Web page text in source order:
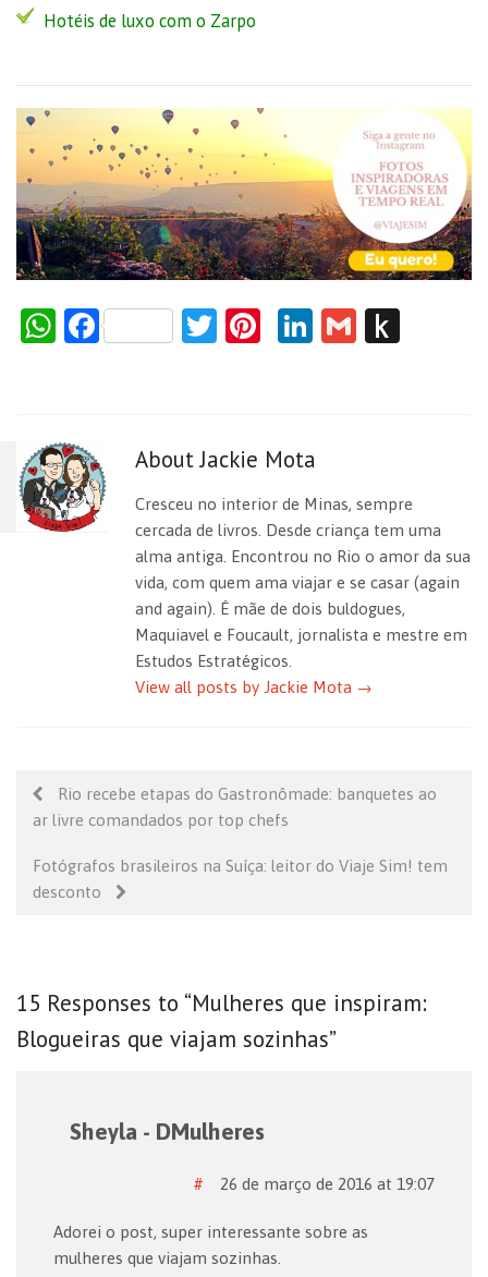
Hotéis de luxo com o Zarpo
W
A
p
p
F
b
o
T
Pi
t
Li
dI
n
G
n
dl
e
About Jackie Mota
Cresceu no interior de Minas, sempre
cercada de livros. Desde criança tem uma
alma antiga. Encontrou no Rio o amor da sua
vida, com quem ama viajar e se casar (again
and again). É mãe de dois buldogues,
Maquiavel e Foucault, jornalista e mestre em
Estudos Estratégicos.
View all posts by Jackie Mota →
Rio recebe etapas do Gastronômade: banquetes ao
ar livre comandados por top chefs
Fotógrafos brasileiros na Suíça: leitor do Viaje Sim! tem
desconto
15 Responses to “Mulheres que inspiram:
Blogueiras que viajam sozinhas”
Sheyla - DMulheres
26 de março de 2016 at 19:07
#
Adorei o post, super interessante sobre as
mulheres que viajam sozinhas.